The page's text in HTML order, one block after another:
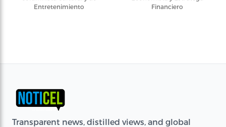
Entretenimiento
Financiero
Transparent news, distilled views, and global